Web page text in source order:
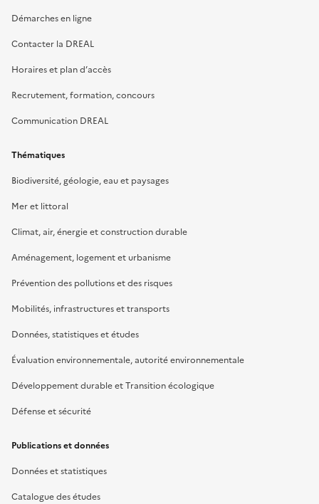
Démarches en ligne
Contacter la DREAL
Horaires et plan d’accès
Recrutement, formation, concours
Communication DREAL
Thématiques
Biodiversité, géologie, eau et paysages
Mer et littoral
Climat, air, énergie et construction durable
Aménagement, logement et urbanisme
Prévention des pollutions et des risques
Mobilités, infrastructures et transports
Données, statistiques et études
Évaluation environnementale, autorité environnementale
Développement durable et Transition écologique
Défense et sécurité
Publications et données
Données et statistiques
Catalogue des études